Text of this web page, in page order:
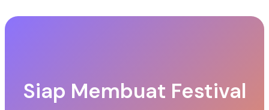
Siap Membuat Festival